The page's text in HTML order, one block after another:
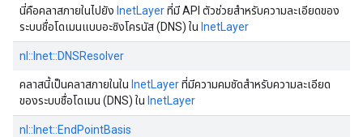
นี่คือคลาสภายในไปยัง InetLayerที่มี API ตัวช่วยสําหรับความละเอียดของ
ระบบชื่อโดเมนแบบอะซิงโครนัส (DNS) ใน InetLayer
nl::Inet::DNSResolver
คลาสนี้เป็นคลาสภายในใน InetLayerที่มีความคมชัดสําหรับความละเอียด
ของระบบชื่อโดเมน (DNS) ใน InetLayer
nl::Inet::EndPointBasis